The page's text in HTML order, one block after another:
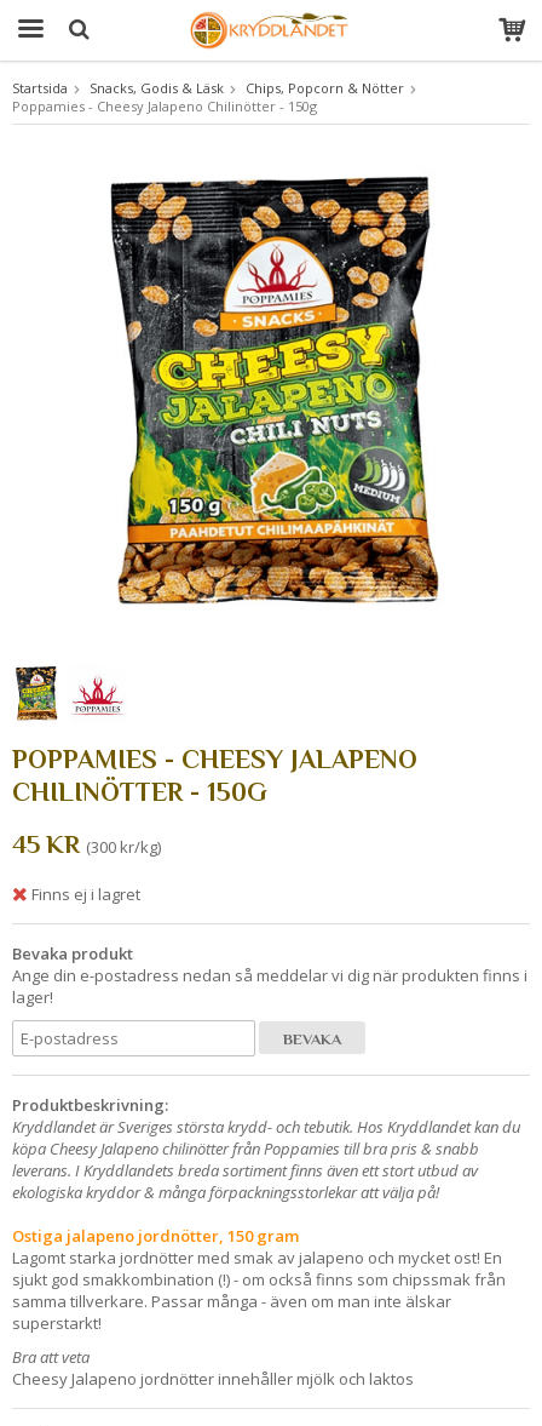
Produkten har blivit tillagd i varukorgen
Startsida Snacks, Godis & Läsk
Chips, Popcorn & Nötter
Poppamies - Cheesy Jalapeno Chilinötter - 150g
POPPAMIES - CHEESY JALAPENO
CHILINÖTTER - 150G
45 KR (300 kr/kg)
Finns ej i lagret
Bevaka produkt
Ange din e-postadress nedan så meddelar vi dig när produkten finns i
lager!
BEVAKA
Produktbeskrivning:
Kryddlandet är Sveriges största krydd- och tebutik. Hos Kryddlandet kan du
köpa Cheesy Jalapeno chilinötter från Poppamies till bra pris & snabb
leverans. I Kryddlandets breda sortiment finns även ett stort utbud av
ekologiska kryddor & många förpackningsstorlekar att välja på!
Ostiga jalapeno jordnötter, 150 gram
Lagomt starka jordnötter med smak av jalapeno och mycket ost! En
sjukt god smakkombination (!) - om också finns som chipssmak från
samma tillverkare. Passar många - även om man inte älskar
superstarkt!
Bra att veta
Cheesy Jalapeno jordnötter innehåller mjölk och laktos